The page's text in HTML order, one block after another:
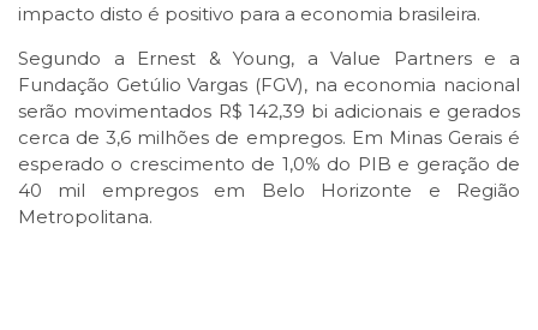
impacto disto é positivo para a economia brasileira.
Segundo a Ernest & Young, a Value Partners e a
Fundação Getúlio Vargas (FGV), na economia nacional
serão movimentados R$ 142,39 bi adicionais e gerados
cerca de 3,6 milhões de empregos. Em Minas Gerais é
esperado o crescimento de 1,0% do PIB e geração de
40 mil empregos em Belo Horizonte e Região
Metropolitana.